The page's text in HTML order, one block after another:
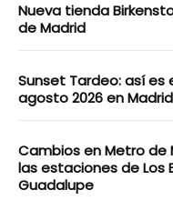
Nueva tienda
de Madrid
Sunset Tardeo: así
agosto 2026 en Madrid
Cambios en Metro de
las estaciones de Los
Guadalupe